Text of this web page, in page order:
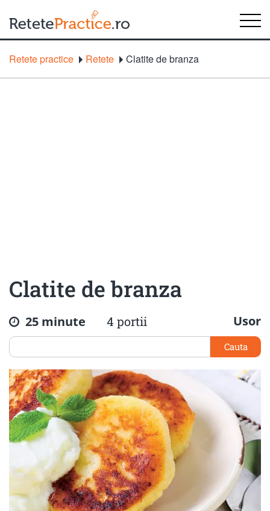
Retete practice Retete Clatite de branza
Clatite de branza
25 minute 4 portii Usor
Cauta